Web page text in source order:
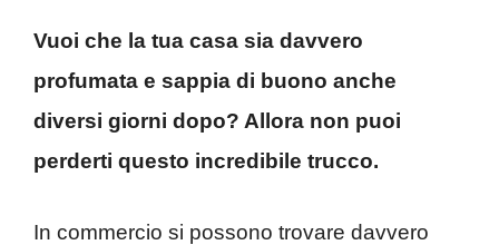
Vuoi che la tua casa sia davvero
profumata e sappia di buono anche
diversi giorni dopo? Allora non puoi
perderti questo incredibile trucco.
In commercio si possono trovare davvero